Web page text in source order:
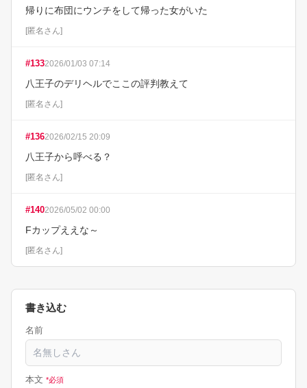
帰りに布団にウンチをして帰った女がいた
[匿名さん]
#1332026/01/03 07:14
八王子のデリヘルでここの評判教えて
[匿名さん]
#1362026/02/15 20:09
八王子から呼べる？
[匿名さん]
#1402026/05/02 00:00
Fカップええな～
[匿名さん]
書き込む
名前
本文 *必須